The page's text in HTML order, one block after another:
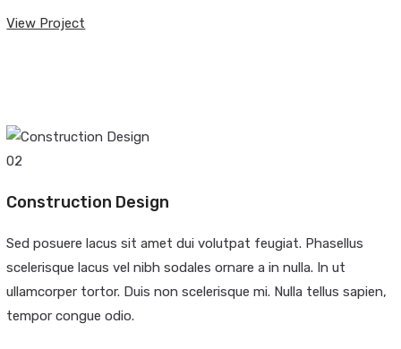
View Project
02
Construction Design
Sed posuere lacus sit amet dui volutpat feugiat. Phasellus
scelerisque lacus vel nibh sodales ornare a in nulla. In ut
ullamcorper tortor. Duis non scelerisque mi. Nulla tellus sapien,
tempor congue odio.